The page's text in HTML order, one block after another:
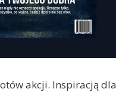
akcji. Inspiracją dla